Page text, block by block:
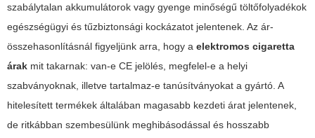
szabálytalan akkumulátorok vagy gyenge minőségű töltőfolyadékok
egészségügyi és tűzbiztonsági kockázatot jelentenek. Az ár-
összehasonlításnál figyeljünk arra, hogy a elektromos cigaretta
árak mit takarnak: van-e CE jelölés, megfelel-e a helyi
szabványoknak, illetve tartalmaz-e tanúsítványokat a gyártó. A
hitelesített termékek általában magasabb kezdeti árat jelentenek,
de ritkábban szembesülünk meghibásodással és hosszabb